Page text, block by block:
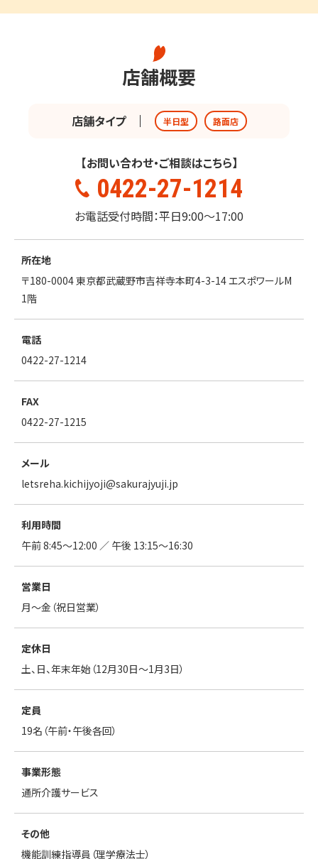
店舗概要
店舗タイプ 半日型 路面店
【お問い合わせ・ご相談はこちら】
0422-27-1214
お電話受付時間：平日9:00～17:00
所在地
〒180-0004 東京都武蔵野市吉祥寺本町4-3-14 エスポワールM
1階
電話
0422-27-1214
FAX
0422-27-1215
メール
letsreha.kichijyoji
sakurajyuji.jp
利用時間
午前 8:45〜12:00 ／ 午後 13:15〜16:30
営業日
月～金（祝日営業）
定休日
土、日、年末年始（12月30日～1月3日）
定員
19名（午前・午後各回）
事業形態
通所介護サービス
その他
機能訓練指導員（理学療法士）